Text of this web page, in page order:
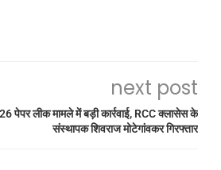
next post
पेपर लीक मामले में बड़ी कार्रवाई, RCC क्लासेस के
संस्थापक शिवराज मोटेगांवकर गिरफ्तार